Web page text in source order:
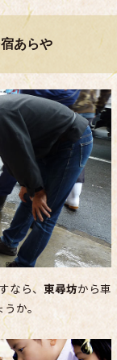
あらや
なら、 東尋坊から車
か。